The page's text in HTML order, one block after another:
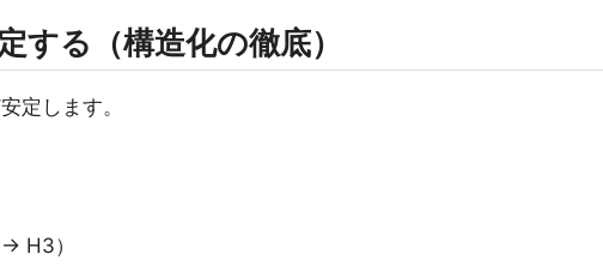
る（構造化の徹底）
定します。
H3）